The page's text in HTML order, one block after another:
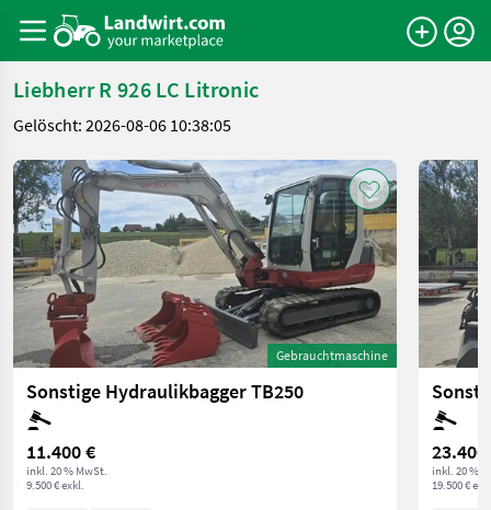
Liebherr R 926 LC Litronic
Gelöscht: 2026-08-06 10:38:05
Gebrauchtmaschine
Sonstige Hydraulikbagger TB250
11.400 €
inkl. 20 % MwSt.
9.500 € exkl.
23.400
inkl. 20 %
19.500 €